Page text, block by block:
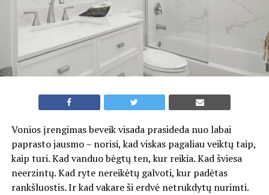
Vonios įrengimas beveik visada prasideda nuo labai
paprasto jausmo – norisi, kad viskas pagaliau veiktų taip,
kaip turi. Kad vanduo bėgtų ten, kur reikia. Kad šviesa
neerzintų. Kad ryte nereikėtų galvoti, kur padėtas
rankšluostis. Ir kad vakare ši erdvė netrukdytų nurimti.